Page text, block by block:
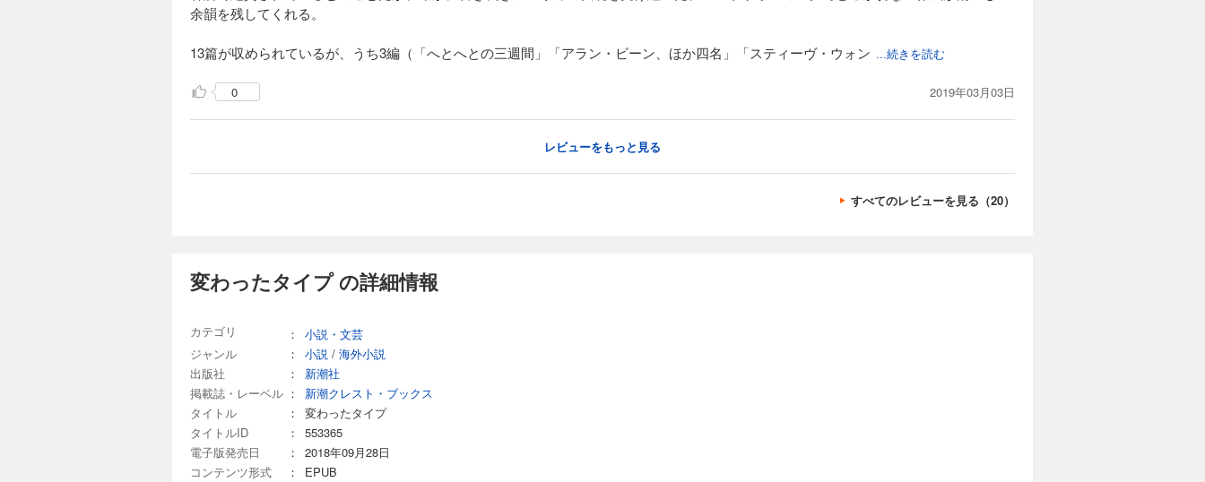
余韻を残してくれる。
13篇が収められているが、うち3編（「へとへとの三週間」「アラン・ビーン、ほか四名」「スティーヴ・ウォン ...続きを読む
0 2019年03月03日
レビューをもっと見る
すべてのレビューを見る（20）
変わったタイプ の詳細情報
カテゴリ ：
小説・文芸
ジャンル
： 小説 / 海外小説
出版社
：
新潮社
掲載誌・レーベル ：
新潮クレスト・ブックス
タイトル
：
変わったタイプ
タイトルID
：
553365
電子版発売日
：
2018年09月28日
コンテンツ形式
：
EPUB